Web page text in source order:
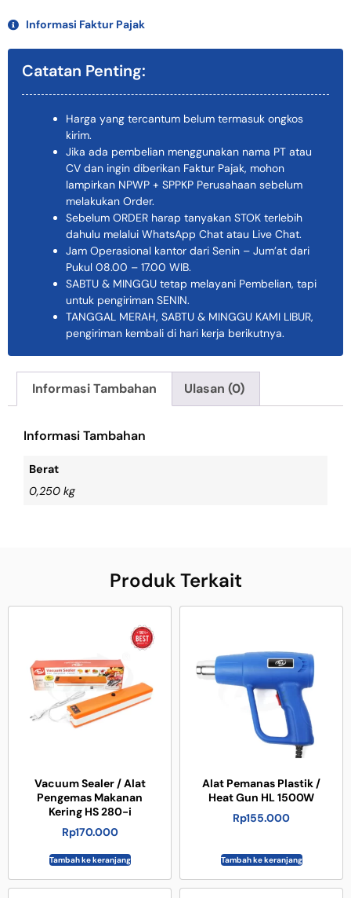
Informasi Faktur Pajak
Catatan Penting:
Harga yang tercantum belum termasuk ongkos
kirim.
Jika ada pembelian menggunakan nama PT atau
CV dan ingin diberikan Faktur Pajak, mohon
lampirkan NPWP + SPPKP Perusahaan sebelum
melakukan Order.
Sebelum ORDER harap tanyakan STOK terlebih
dahulu melalui WhatsApp Chat atau Live Chat.
Jam Operasional kantor dari Senin – Jum’at dari
Pukul 08.00 – 17.00 WIB.
SABTU & MINGGU tetap melayani Pembelian, tapi
untuk pengiriman SENIN.
TANGGAL MERAH, SABTU & MINGGU KAMI LIBUR,
pengiriman kembali di hari kerja berikutnya.
Informasi Tambahan Ulasan (0)
Informasi Tambahan
Berat
0,250 kg
Produk Terkait
Vacuum Sealer / Alat
Pengemas Makanan
Kering HS 280-i
Rp170.000
Tambah ke keranjang
Alat Pemanas Plastik /
Heat Gun HL 1500W
Rp155.000
Tambah ke keranjang